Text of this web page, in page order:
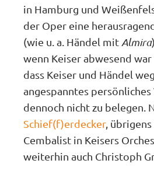
in Hamburg und
der Oper eine
(wie u. a. Händel mit Almira
wenn Keiser abwesend
dass Keiser und Händel
angespanntes
dennoch nicht zu belegen.
Schief(f)erdecker,
Cembalist in Keisers
weiterhin auch Christoph